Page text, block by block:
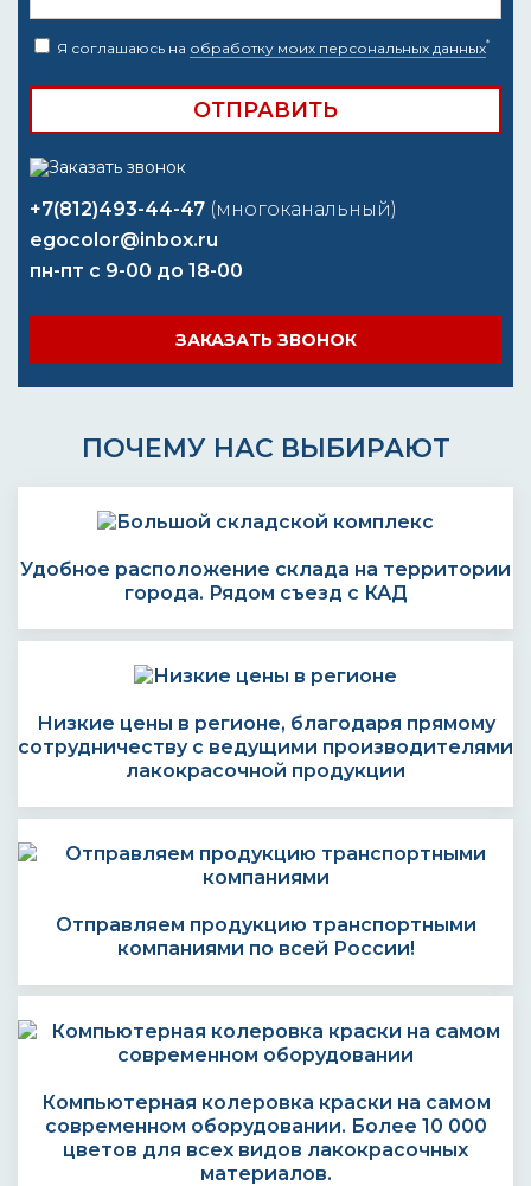
Я соглашаюсь на обработку моих персональных данных*
+7(812)493-44-47 (многоканальный)
egocolor@inbox.ru
пн-пт с 9-00 до 18-00
ЗАКАЗАТЬ ЗВОНОК
ПОЧЕМУ НАС ВЫБИРАЮТ
Удобное расположение склада на территории
города. Рядом съезд с КАД
Низкие цены в регионе, благодаря прямому
сотрудничеству с ведущими производителями
лакокрасочной продукции
Отправляем продукцию транспортными
компаниями по всей России!
Компьютерная колеровка краски на самом
современном оборудовании. Более 10 000
цветов для всех видов лакокрасочных
материалов.